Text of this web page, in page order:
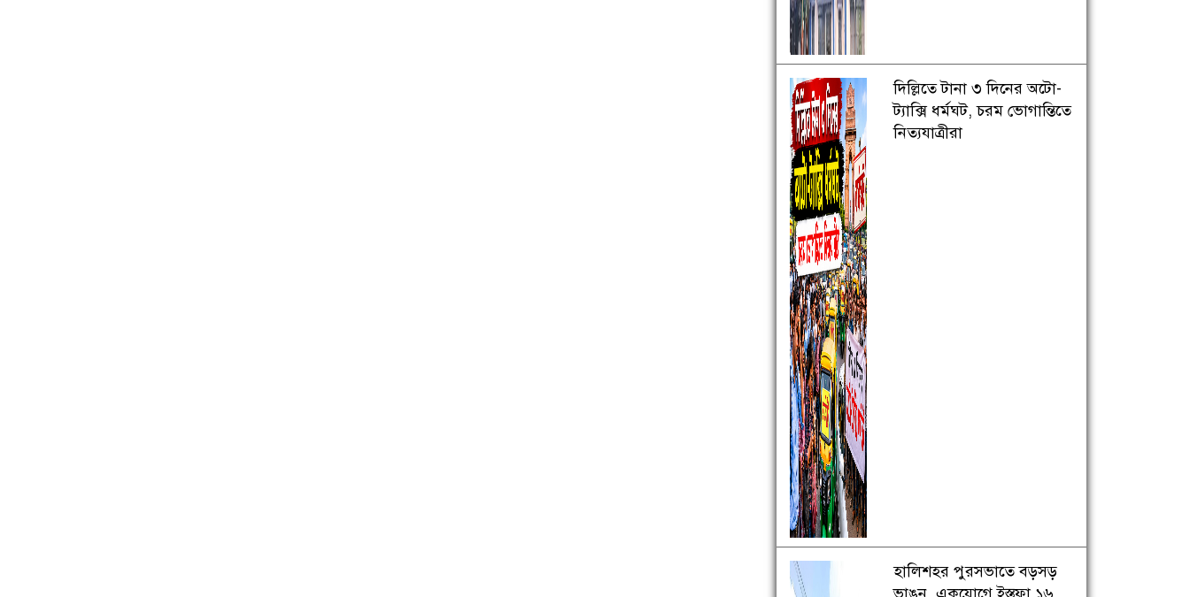
দিল্লিতে টানা ৩ দিনের অটো-
ট্যাক্সি ধর্মঘট, চরম ভোগান্তিতে
নিত্যযাত্রীরা
হালিশহর পুরসভাতে বড়সড়